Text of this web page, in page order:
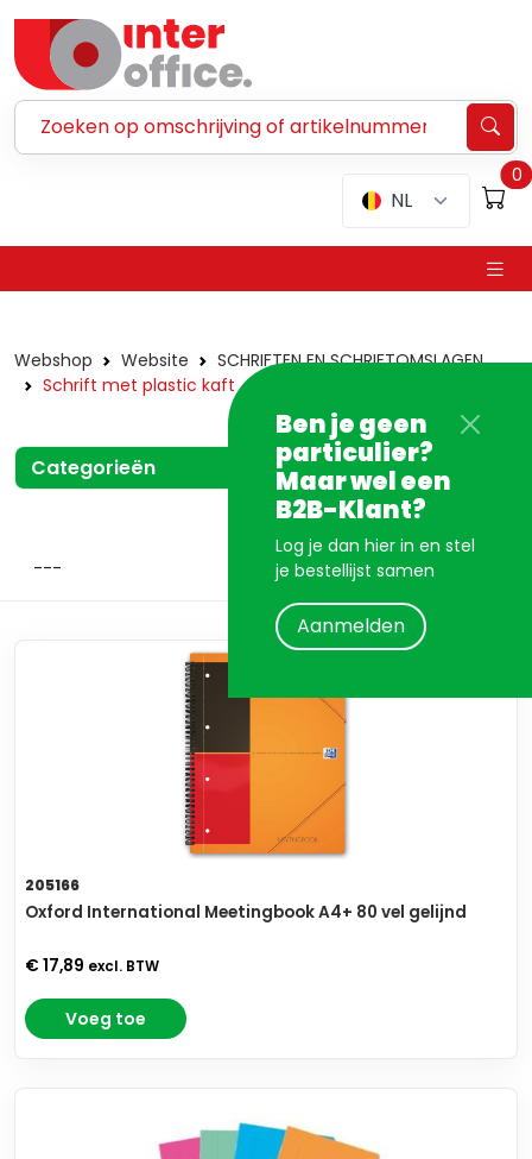
NL
0
Ben je geen
particulier?
Maar wel een
B2B-Klant?
Log je dan hier in en stel
je bestellijst samen
Aanmelden
Webshop Website
SCHRIFTEN EN SCHRIFTOMSLAGEN
Schrift met plastic kaft
Categorieën
205166
Oxford International Meetingbook A4+ 80 vel gelijnd
€ 17,89 excl. BTW
Voeg toe